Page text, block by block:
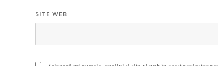
SITE WEB